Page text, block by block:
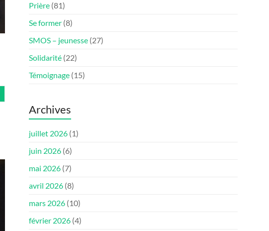
Prière (81)
Se former (8)
SMOS – jeunesse (27)
Solidarité (22)
Témoignage (15)
Archives
juillet 2026 (1)
juin 2026 (6)
mai 2026 (7)
avril 2026 (8)
mars 2026 (10)
février 2026 (4)